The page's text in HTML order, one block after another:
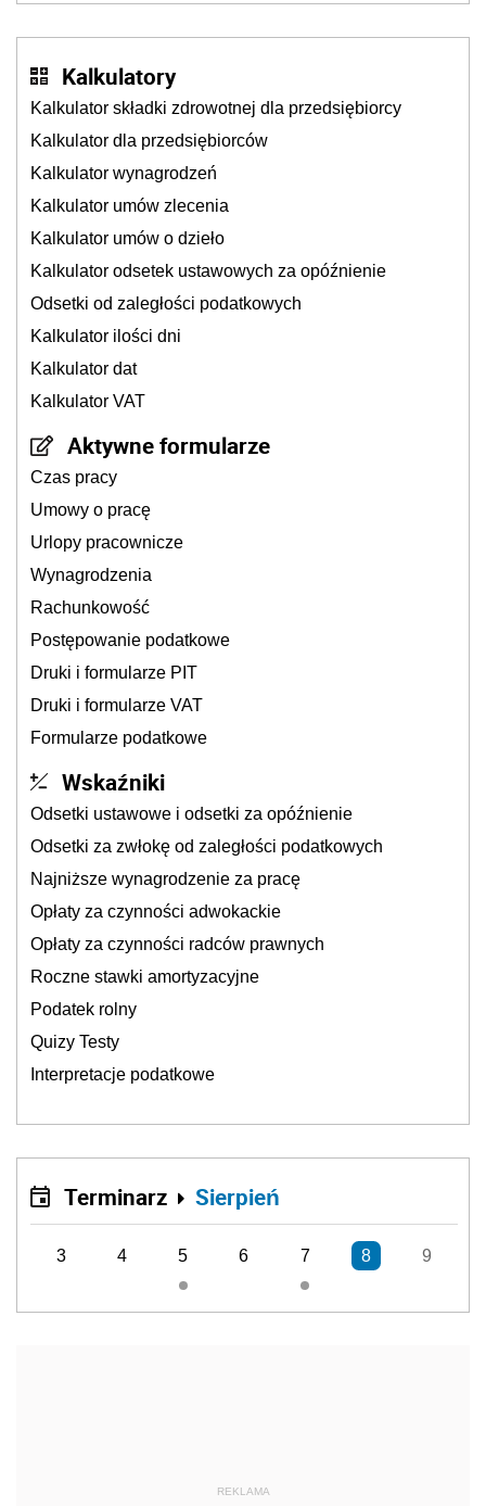
Kalkulatory
Kalkulator składki zdrowotnej dla przedsiębiorcy
Kalkulator dla przedsiębiorców
Kalkulator wynagrodzeń
Kalkulator umów zlecenia
Kalkulator umów o dzieło
Kalkulator odsetek ustawowych za opóźnienie
Odsetki od zaległości podatkowych
Kalkulator ilości dni
Kalkulator dat
Kalkulator VAT
Aktywne formularze
Czas pracy
Umowy o pracę
Urlopy pracownicze
Wynagrodzenia
Rachunkowość
Postępowanie podatkowe
Druki i formularze PIT
Druki i formularze VAT
Formularze podatkowe
Wskaźniki
Odsetki ustawowe i odsetki za opóźnienie
Odsetki za zwłokę od zaległości podatkowych
Najniższe wynagrodzenie za pracę
Opłaty za czynności adwokackie
Opłaty za czynności radców prawnych
Roczne stawki amortyzacyjne
Podatek rolny
Quizy Testy
Interpretacje podatkowe
Terminarz Sierpień
3 4 5 6 7 8 9
REKLAMA